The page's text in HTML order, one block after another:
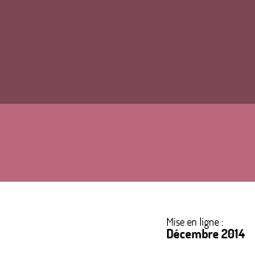
Mise en ligne :
Décembre 2014